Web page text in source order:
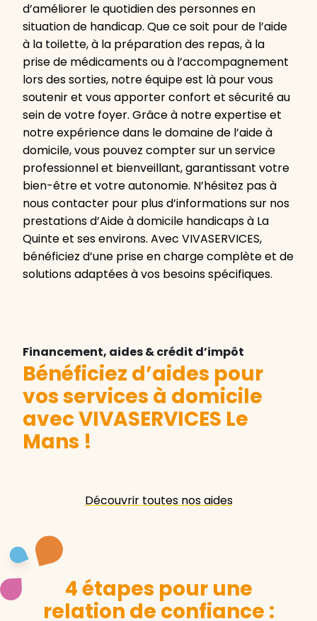
d’améliorer le quotidien des personnes en
situation de handicap. Que ce soit pour de l’aide
à la toilette, à la préparation des repas, à la
prise de médicaments ou à l’accompagnement
lors des sorties, notre équipe est là pour vous
soutenir et vous apporter confort et sécurité au
sein de votre foyer. Grâce à notre expertise et
notre expérience dans le domaine de l’aide à
domicile, vous pouvez compter sur un service
professionnel et bienveillant, garantissant votre
bien-être et votre autonomie. N’hésitez pas à
nous contacter pour plus d’informations sur nos
prestations d’Aide à domicile handicaps à La
Quinte et ses environs. Avec VIVASERVICES,
bénéficiez d’une prise en charge complète et de
solutions adaptées à vos besoins spécifiques.
Financement, aides & crédit d’impôt
Bénéficiez d’aides pour
vos services à domicile
avec VIVASERVICES Le
Mans !
Découvrir toutes nos aides
4 étapes pour une
relation de confiance :